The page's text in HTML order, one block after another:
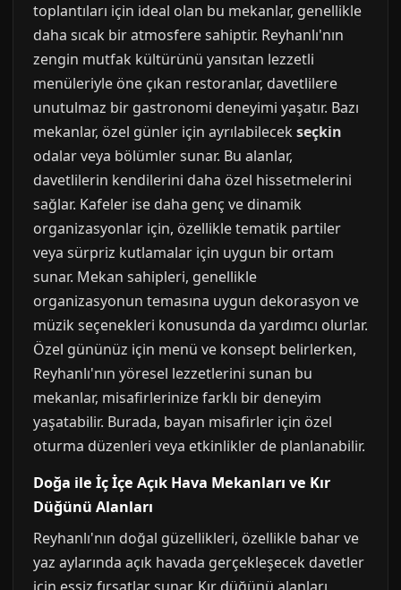
toplantıları için ideal olan bu mekanlar, genellikle
daha sıcak bir atmosfere sahiptir. Reyhanlı'nın
zengin mutfak kültürünü yansıtan lezzetli
menüleriyle öne çıkan restoranlar, davetlilere
unutulmaz bir gastronomi deneyimi yaşatır. Bazı
mekanlar, özel günler için ayrılabilecek seçkin
odalar veya bölümler sunar. Bu alanlar,
davetlilerin kendilerini daha özel hissetmelerini
sağlar. Kafeler ise daha genç ve dinamik
organizasyonlar için, özellikle tematik partiler
veya sürpriz kutlamalar için uygun bir ortam
sunar. Mekan sahipleri, genellikle
organizasyonun temasına uygun dekorasyon ve
müzik seçenekleri konusunda da yardımcı olurlar.
Özel gününüz için menü ve konsept belirlerken,
Reyhanlı'nın yöresel lezzetlerini sunan bu
mekanlar, misafirlerinize farklı bir deneyim
yaşatabilir. Burada, bayan misafirler için özel
oturma düzenleri veya etkinlikler de planlanabilir.
Doğa ile İç İçe Açık Hava Mekanları ve Kır
Düğünü Alanları
Reyhanlı'nın doğal güzellikleri, özellikle bahar ve
yaz aylarında açık havada gerçekleşecek davetler